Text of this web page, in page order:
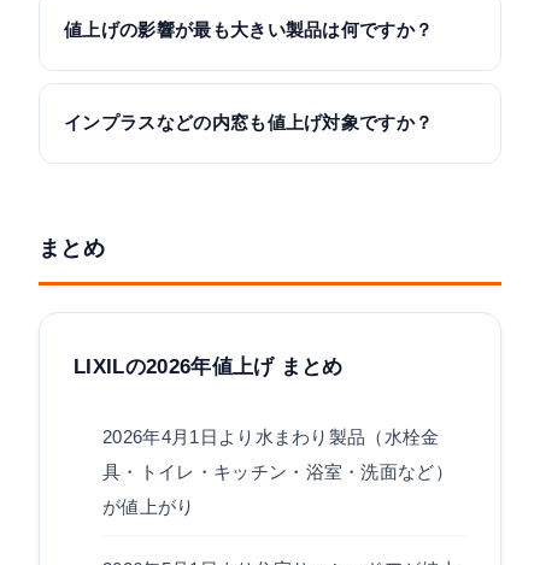
値上げの影響が最も大きい製品は何ですか？
インプラスなどの内窓も値上げ対象ですか？
まとめ
LIXILの2026年値上げ まとめ
2026年4月1日より水まわり製品（水栓金
具・トイレ・キッチン・浴室・洗面など）
が値上がり